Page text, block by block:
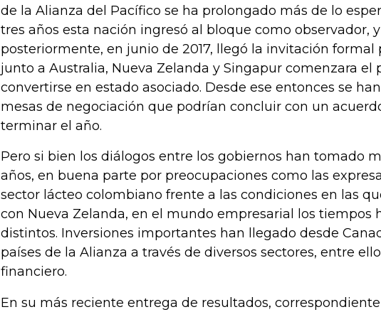
de la Alianza del Pacífico se ha prolongado más de lo
tres años esta nación ingresó al bloque como observador, y
posteriormente, en junio de 2017, llegó la invitación formal
junto a Australia, Nueva Zelanda y Singapur comenzara el
convertirse en estado asociado. Desde ese entonces se
mesas de negociación que podrían concluir con un
terminar el año.
Pero si bien los diálogos entre los gobiernos han tomado
años, en buena parte por preocupaciones como las
sector lácteo colombiano frente a las condiciones en las
con Nueva Zelanda, en el mundo empresarial los tiempos
distintos. Inversiones importantes han llegado desde
países de la Alianza a través de diversos sectores, entre
financiero.
En su más reciente entrega de resultados,